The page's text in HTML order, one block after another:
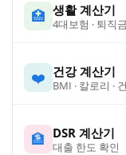
🏥 생활 계산기
4대보험 · 퇴직
❤️ 건강 계산기
BMI · 칼로리 ·
🏦 DSR 계산기
대출 한도 확인